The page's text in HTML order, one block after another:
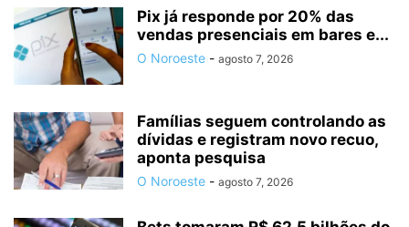
Pix já responde por 20% das
vendas presenciais em bares e...
O Noroeste - agosto 7, 2026
Famílias seguem controlando as
dívidas e registram novo recuo,
aponta pesquisa
O Noroeste - agosto 7, 2026